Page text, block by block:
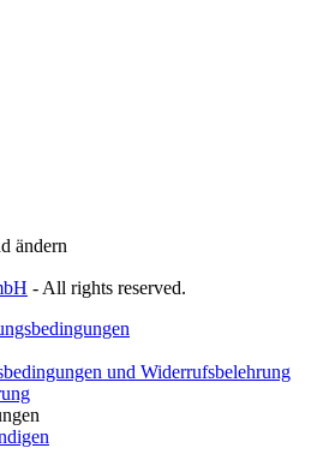
ändern
- All rights reserved.
und Widerrufsbelehrung